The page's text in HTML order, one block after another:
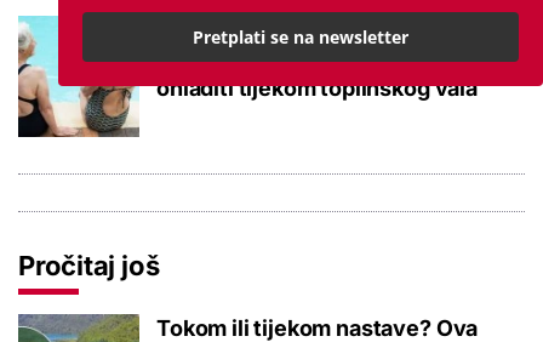
Kupanje u ovom gradu i sutra
besplatno: Građani se mogu
ohladiti tijekom toplinskog vala
Pročitaj još
Tokom ili tijekom nastave? Ova
Pretplati se na newsletter